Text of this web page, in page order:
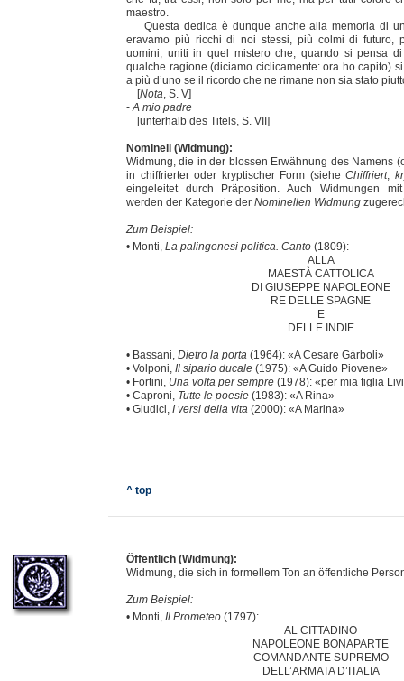
maestro.
Questa dedica è dunque anche alla memoria di
eravamo più ricchi di noi stessi, più colmi di futuro,
uomini, uniti in quel mistero che, quando si pensa
qualche ragione (diciamo ciclicamente: ora ho capito)
a più d’uno se il ricordo che ne rimane non sia stato
[Nota, S. V]
-A mio padre
[unterhalb des Titels, S. VII]
Nominell (Widmung):
Widmung, die in der blossen Erwähnung des Namens
in chiffrierter oder kryptischer Form (sieheChiffriert,
eingeleitet durch Präposition. Auch Widmungen
werden der Kategorie der Nominellen Widmung
Zum Beispiel:
• Monti, La palingenesi politica. Canto (1809):
ALLA
MAESTÀ CATTOLICA
DI GIUSEPPE NAPOLEONE
RE DELLE SPAGNE
E
DELLE INDIE
• Bassani, Dietro la porta (1964): «A Cesare Gàrboli»
• Volponi, Il sipario ducale (1975): «A Guido Piovene»
• Fortini, Una volta per sempre (1978): «per mia figlia
• Caproni, Tutte le poesie (1983): «A Rina»
• Giudici, I versi della vita (2000): «A Marina»
^ top
Öffentlich (Widmung):
Widmung, die sich in formellem Ton an öffentliche
Zum Beispiel:
• Monti, Il Prometeo (1797):
AL CITTADINO
NAPOLEONE BONAPARTE
COMANDANTE SUPREMO
DELL’ARMATA D’ITALIA